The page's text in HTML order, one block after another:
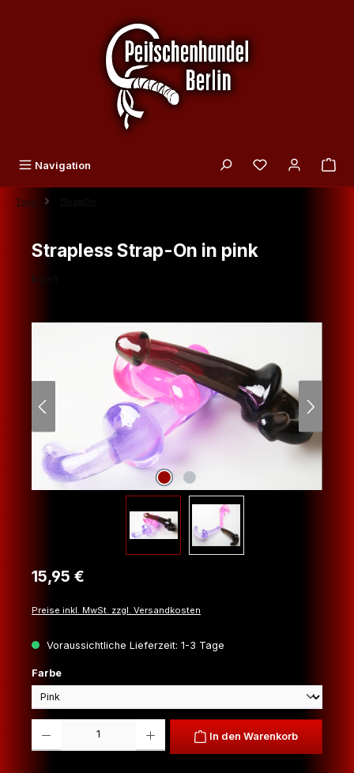
Navigation Du hast 0
Toys
Strapless Strap-On in pink
Eigen
Bildergalerie überspringen
Regulärer Preis:
15,95 €
Preise inkl. MwSt. zzgl. Versandkosten
Voraussichtliche Lieferzeit: 1-3 Tage
Farbeauswählen
In den Warenkorb